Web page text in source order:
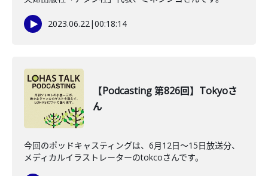
2023.06.22|00:18:14
【Podcasting 第826回】Tokyoさ
ん
今回のポッドキャスティングは、6月12日〜15日放送分、
メディカルイラストレーターのtokcoさんです。